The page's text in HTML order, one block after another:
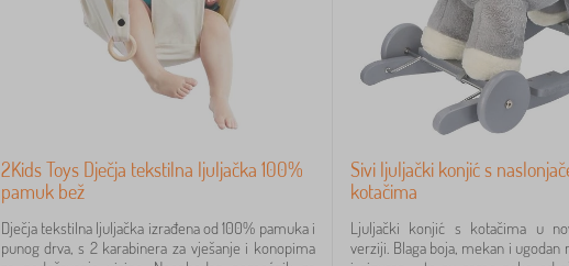
2Kids Toys Dječja tekstilna ljuljačka 100%
pamuk bež
Dječja tekstilna ljuljačka izrađena od 100% pamuka i
punog drva, s 2 karabinera za vješanje i konopima
Sivi ljuljački konjić s
kotačima
Ljuljački konjić s kotačima u
verziji. Blaga boja, mekan i ugodan